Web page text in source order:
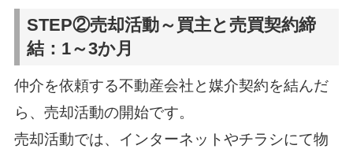
STEP②売却活動～買主と売買契約締
結：1～3か月
仲介を依頼する不動産会社と媒介契約を結んだ
ら、売却活動の開始です。
売却活動では、インターネットやチラシにて物